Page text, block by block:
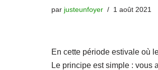
par justeunfoyer 1 août 2021
En cette période estivale où
Le principe est simple : vous